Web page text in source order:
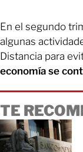
En el segundo
algunas
Distancia para
economía se
TE